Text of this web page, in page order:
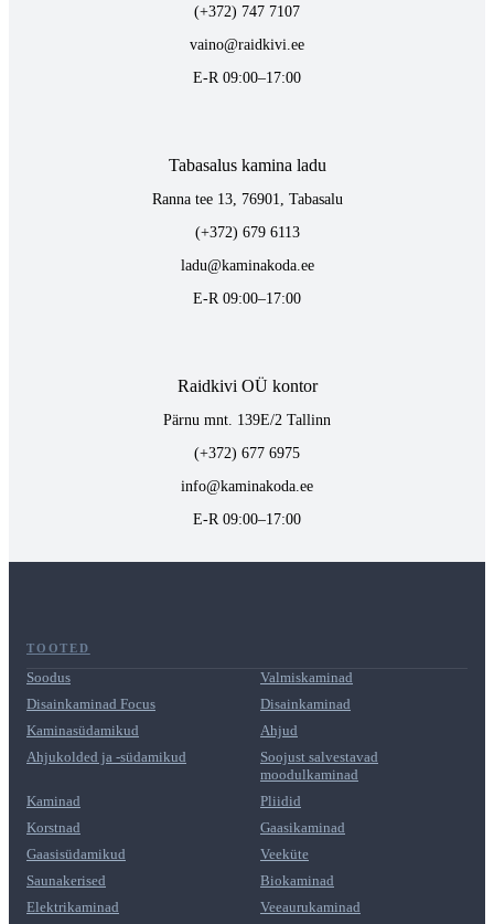
(+372) 747 7107
vaino@raidkivi.ee
E-R 09:00–17:00
Tabasalus kamina ladu
Ranna tee 13, 76901, Tabasalu
(+372) 679 6113
ladu@kaminakoda.ee
E-R 09:00–17:00
Raidkivi OÜ kontor
Pärnu mnt. 139E/2 Tallinn
(+372) 677 6975
info@kaminakoda.ee
E-R 09:00–17:00
TOOTED
Soodus
Valmiskaminad
Disainkaminad Focus
Disainkaminad
Kaminasüdamikud
Ahjud
Ahjukolded ja -südamikud
Soojust salvestavad
moodulkaminad
Kaminad
Pliidid
Korstnad
Gaasikaminad
Gaasisüdamikud
Veeküte
Saunakerised
Biokaminad
Elektrikaminad
Veeaurukaminad